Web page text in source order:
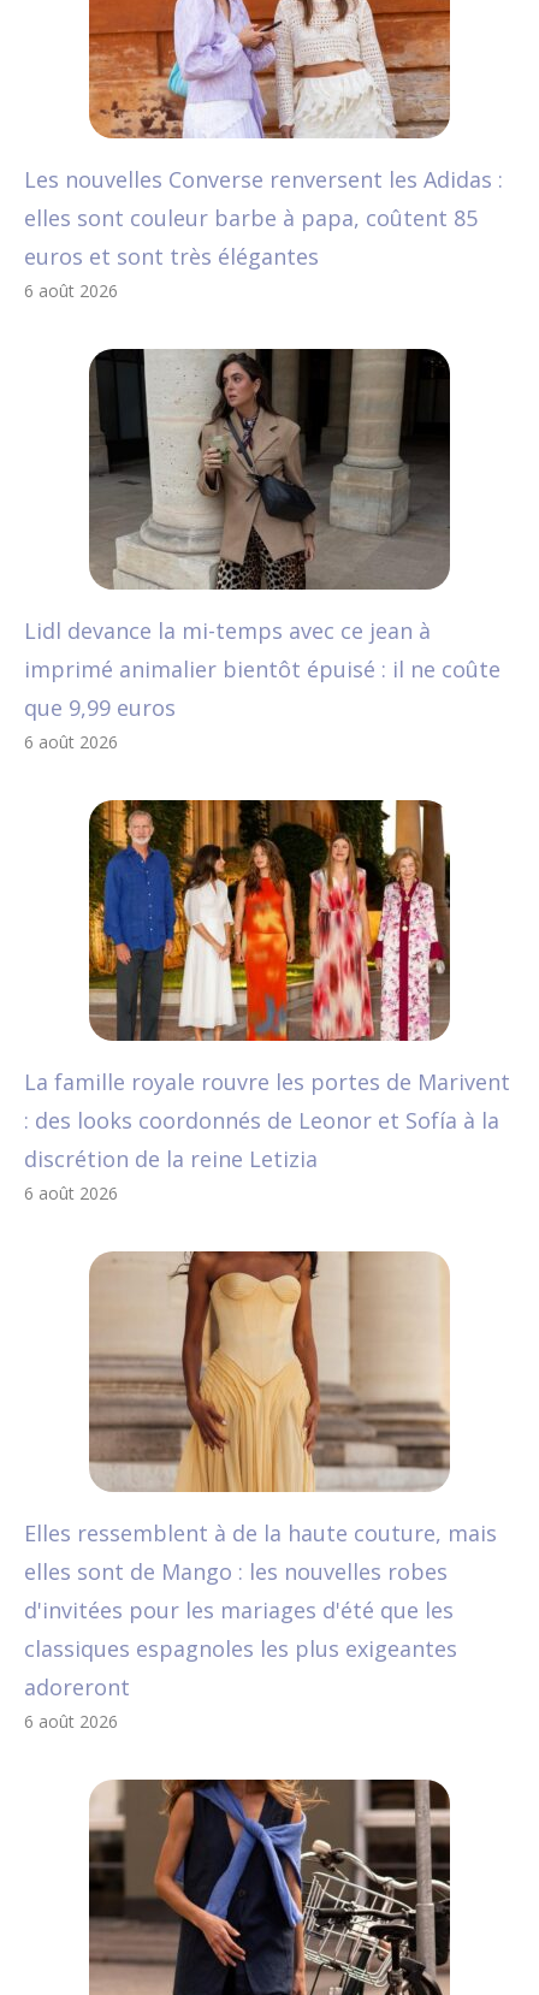
Les nouvelles Converse renversent les Adidas :
elles sont couleur barbe à papa, coûtent 85
euros et sont très élégantes
6 août 2026
Lidl devance la mi-temps avec ce jean à
imprimé animalier bientôt épuisé : il ne coûte
que 9,99 euros
6 août 2026
La famille royale rouvre les portes de Marivent
: des looks coordonnés de Leonor et Sofía à la
discrétion de la reine Letizia
6 août 2026
Elles ressemblent à de la haute couture, mais
elles sont de Mango : les nouvelles robes
d'invitées pour les mariages d'été que les
classiques espagnoles les plus exigeantes
adoreront
6 août 2026